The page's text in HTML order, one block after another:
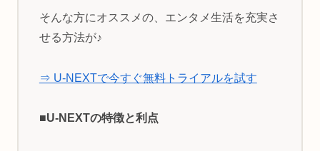
そんな方にオススメの、エンタメ生活を充実さ
せる方法が♪
⇒ U-NEXTで今すぐ無料トライアルを試す
■U-NEXTの特徴と利点